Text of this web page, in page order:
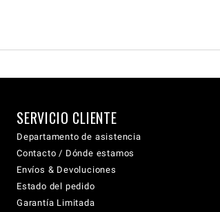
SERVICIO CLIENTE
Departamento de asistencia
Contacto / Dónde estamos
Envíos & Devoluciones
Estado del pedido
Garantía Limitada